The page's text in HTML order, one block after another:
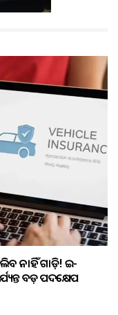
ନାହିଁ ଗାଡ଼ି! ଇ-
ବଡ଼ ପଦକ୍ଷେପ